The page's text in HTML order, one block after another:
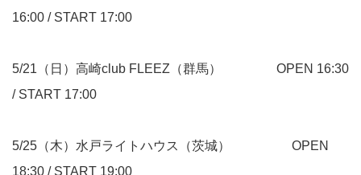
16:00 / START 17:00
5/21（日）高崎club FLEEZ（群馬） OPEN 16:30
/ START 17:00
5/25（木）水戸ライトハウス（茨城） OPEN
18:30 / START 19:00